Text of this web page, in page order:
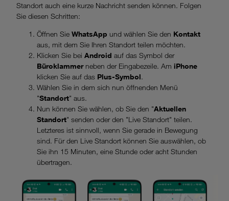
Standort auch eine kurze Nachricht senden können. Folgen
Sie diesen Schritten:
Öffnen Sie WhatsApp und wählen Sie den Kontakt
aus, mit dem Sie Ihren Standort teilen möchten.
Klicken Sie bei Android auf das Symbol der
Büroklammerneben der Eingabezeile. Am iPhone
klicken Sie auf das Plus-Symbol.
Wählen Sie in dem sich nun öffnenden Menü
"Standort" aus.
Nun können Sie wählen, ob Sie den "Aktuellen
Standort" senden oder den "Live Standort" teilen.
Letzteres ist sinnvoll, wenn Sie gerade in Bewegung
sind. Für den Live Standort können Sie auswählen, ob
Sie ihn 15 Minuten, eine Stunde oder acht Stunden
übertragen.